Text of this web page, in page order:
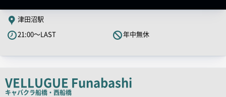
津田沼駅
21:00～LAST
年中無休
VELLUGUE Funabashi
キャバクラ船橋・西船橋